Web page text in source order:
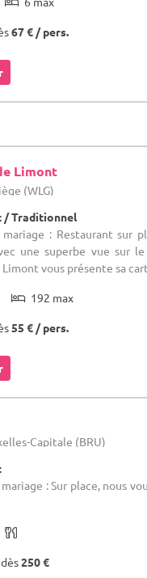
67 € / pers.
Limont
(WLG)
/ Traditionnel
mariage : Restaurant sur
une superbe vue sur
vous présente sa
192 max
55 € / pers.
Capitale (BRU)
: Sur place, nous
250 €